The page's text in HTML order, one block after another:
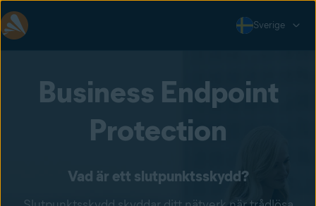
Sverige
Business Endpoint
Protection
Vad är ett slutpunktsskydd?